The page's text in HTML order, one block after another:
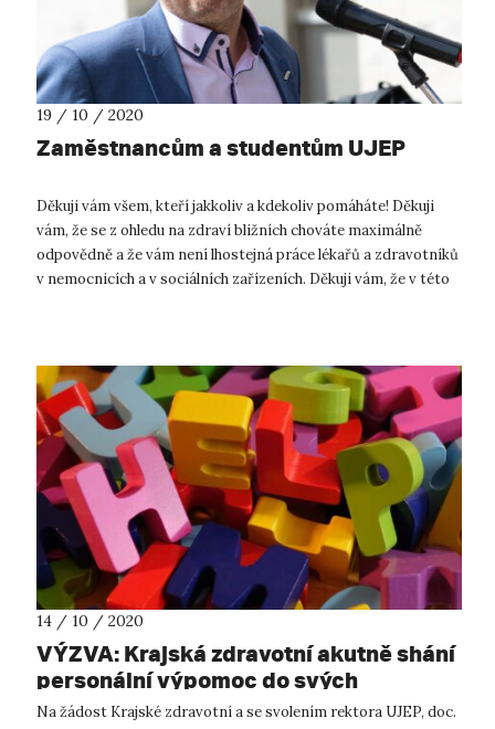
19 / 10 / 2020
Zaměstnancům a studentům UJEP
Děkuji vám všem, kteří jakkoliv a kdekoliv pomáháte! Děkuji
vám, že se z ohledu na zdraví bližních chováte maximálně
odpovědně a že vám není lhostejná práce lékařů a zdravotníků
v nemocnicích a v sociálních zařízeních. Děkuji vám, že v této
14 / 10 / 2020
VÝZVA: Krajská zdravotní akutně shání
personální výpomoc do svých
nemocnic. Můžete pomoci i vy?
Na žádost Krajské zdravotní a se svolením rektora UJEP, doc.